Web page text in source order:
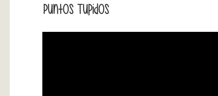
Puntos Tupidos